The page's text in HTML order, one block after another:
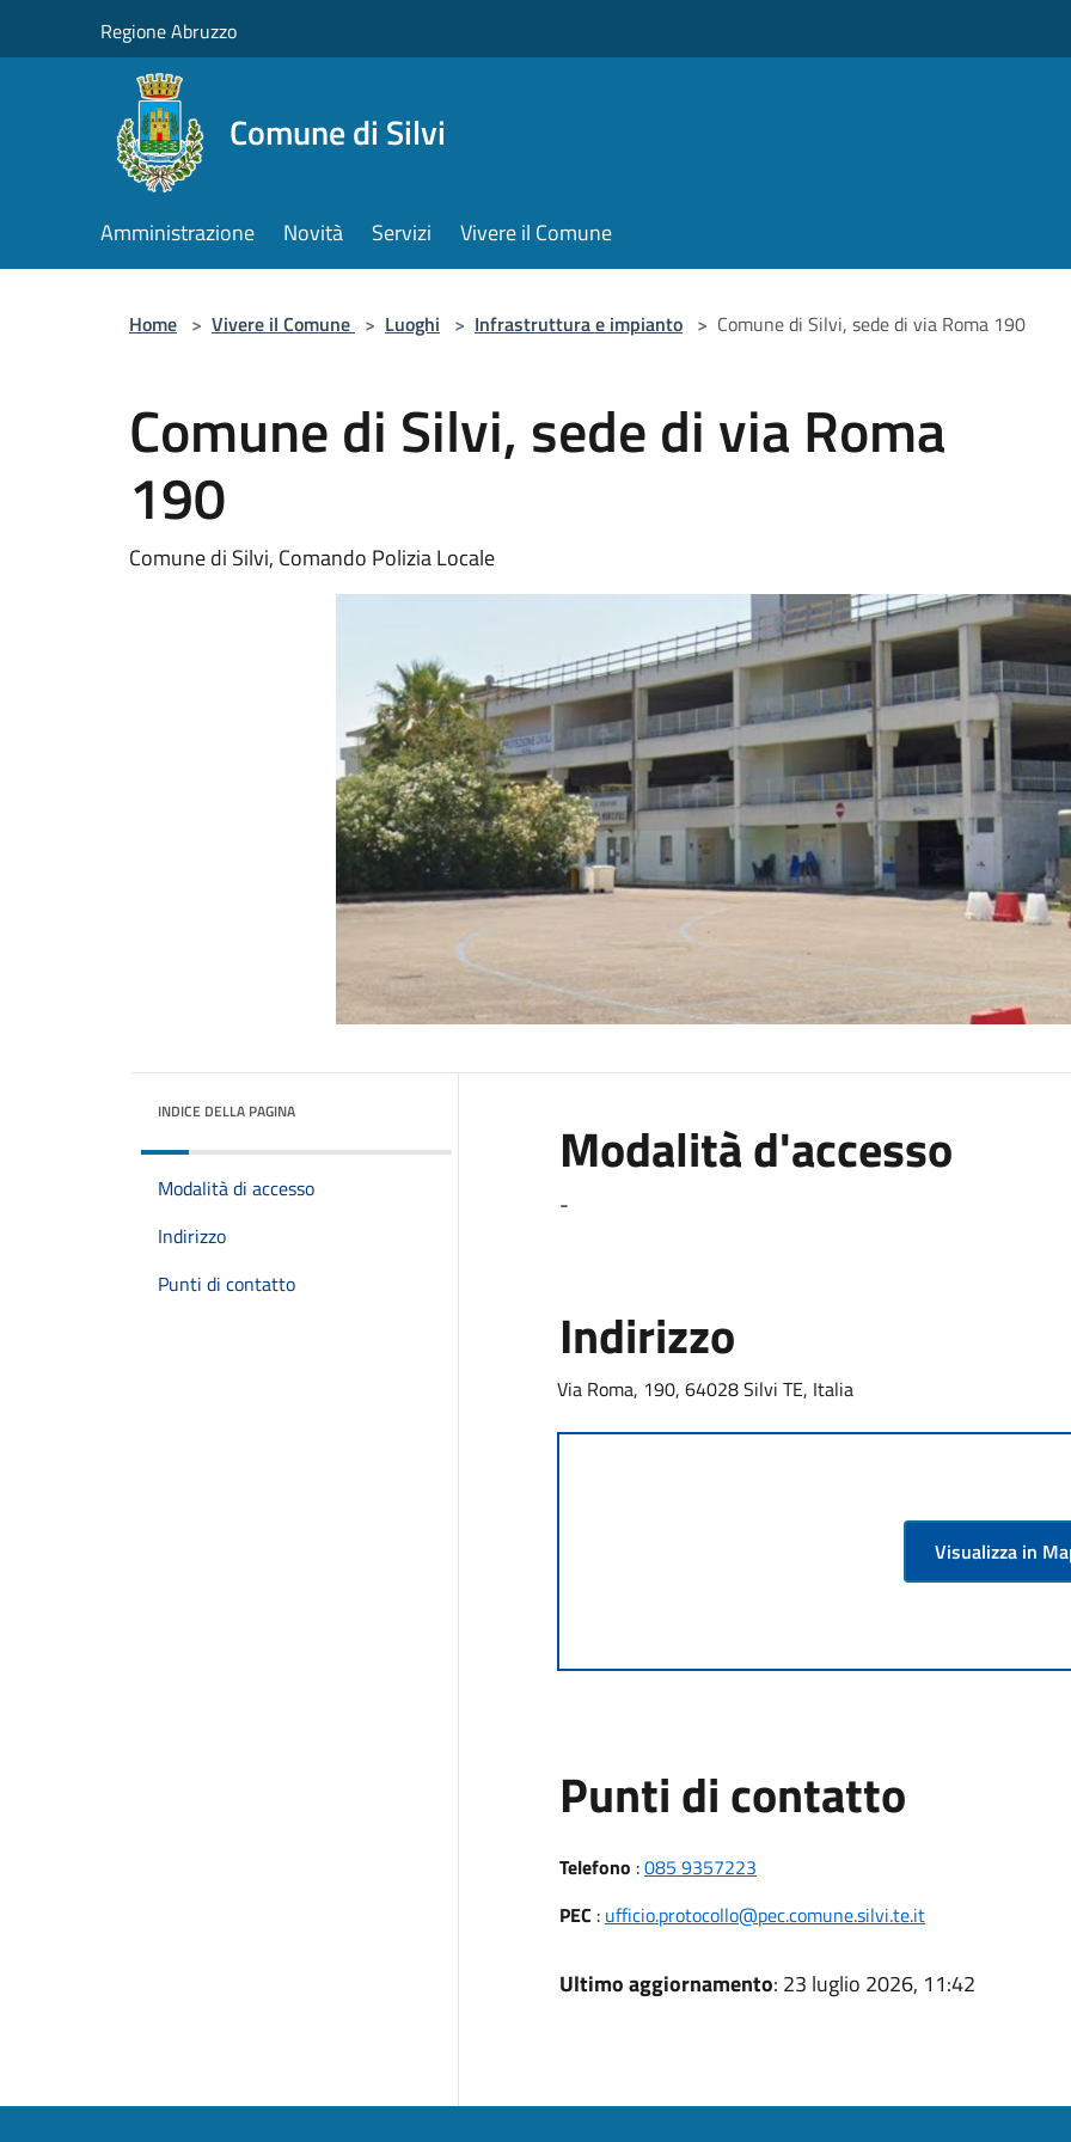
Regione Abruzzo
Comune di Silvi
Amministrazione Novità Servizi Vivere il Comune
Home > Vivere il Comune > Luoghi > Infrastruttura e impianto > Comune di Silvi, sede di via Roma 190
Comune di Silvi, sede di via Roma
190
Comune di Silvi, Comando Polizia Locale
INDICE DELLA PAGINA
Modalità di accesso
Indirizzo
Punti di contatto
Modalità d'accesso
-
Indirizzo
Via Roma, 190, 64028 Silvi TE, Italia
Visualizza in
Punti di contatto
Telefono :085 9357223
PEC : ufficio.protocollo@pec.comune.silvi.te.it
Ultimo aggiornamento: 23 luglio 2026, 11:42